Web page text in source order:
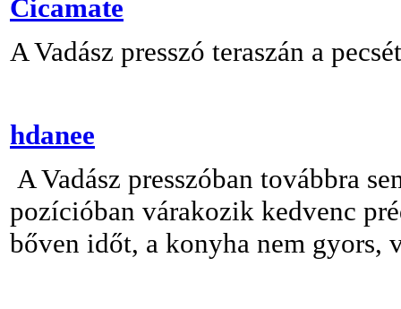
Cicamate
A Vadász presszó teraszán a
hdanee
A Vadász presszóban továbbra
pozícióban várakozik kedvenc
bőven időt, a konyha nem gyors,